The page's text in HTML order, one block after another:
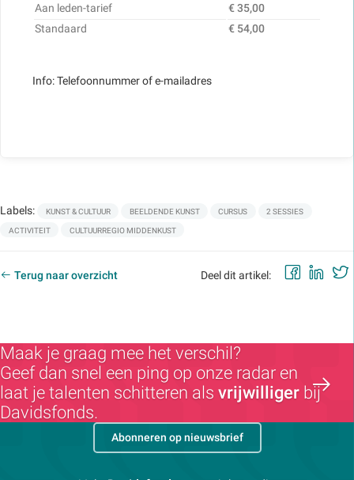
Aan leden-tarief
€ 35,00
Standaard
€ 54,00
Info: Telefoonnummer of e-mailadres
Labels: KUNST & CULTUUR BEELDENDE KUNST CURSUS 2 SESSIES
ACTIVITEIT CULTUURREGIO MIDDENKUST
Terug naar overzicht Deel dit artikel:
Maak je graag mee het verschil?
Geef dan snel een ping op onze radar en
laat je talenten schitteren als vrijwilliger bij
Davidsfonds.
Abonneren op nieuwsbrief